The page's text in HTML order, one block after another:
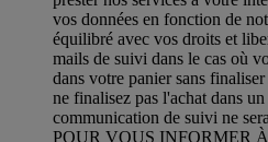
vos données en fonction de
équilibré avec vos droits et
mails de suivi dans le cas où
dans votre panier sans
ne finalisez pas l'achat dans
communication de suivi ne
POUR VOUS INFORMER